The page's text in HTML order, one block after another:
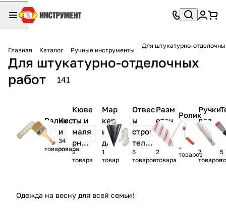
Главная Каталог Ручные инструменты
Для штукатурно-
Для штукатурно-отделочных
работ
141
Валик
и
13
товаров
Кист
и
34
товара
Кюве
ты и
маля
рные
ванн
очки
2
товара
Мар
кер
ы
для
отв
ерст
она
1
товар
Отвес
ы
строи
тельн
ые
6
товаров
Разм
еточ
ные
шнур
ы
2
товара
Ролик
и и
шубки
9
товаров
Ручки
для
валик
ов
7
товаров
,
5
Одежда на весну для всей семьи!